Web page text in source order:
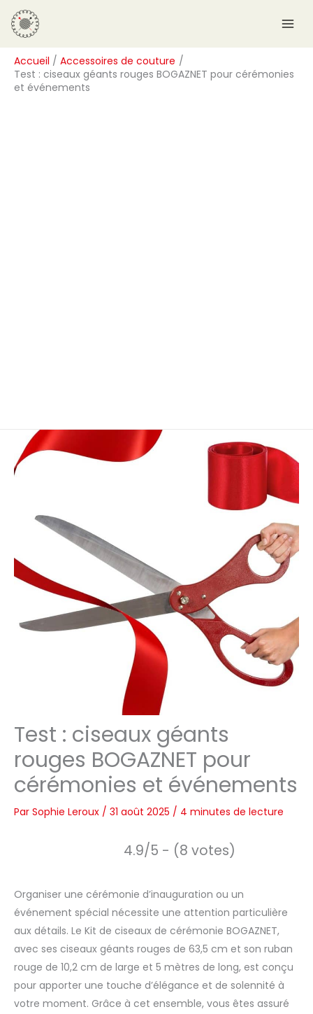
Aller
au
contenu
Accueil
Accessoires de couture
Test : ciseaux géants rouges BOGAZNET pour cérémonies
et événements
Test : ciseaux géants
rouges BOGAZNET pour
cérémonies et événements
Par Sophie Leroux / 31 août 2025 / 4 minutes de lecture
4.9/5 - (8 votes)
Organiser une cérémonie d’inauguration ou un
événement spécial nécessite une attention particulière
aux détails. Le Kit de ciseaux de cérémonie BOGAZNET,
avec ses ciseaux géants rouges de 63,5 cm et son ruban
rouge de 10,2 cm de large et 5 mètres de long, est conçu
pour apporter une touche d’élégance et de solennité à
votre moment. Grâce à cet ensemble, vous êtes assuré
R
e
c
h
e